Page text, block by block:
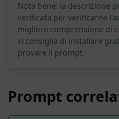
Nota bene: la descrizione
verificata per verificarne
migliore comprensione di
si consiglia di installare
provare il prompt.
Prompt